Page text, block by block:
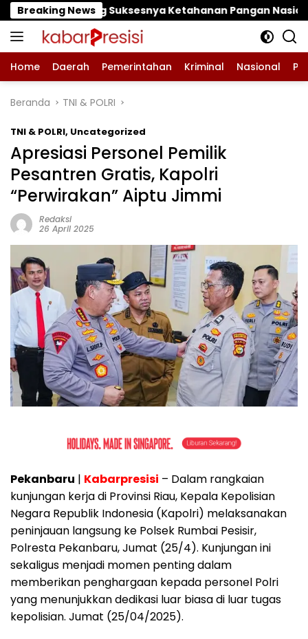
Langsung
ke
konten
Breaking News
Ketahanan Pangan Nasional ‎LPA dan
Home Daerah Pemerintahan Kriminal Nasional
Beranda TNI & POLRI
TNI & POLRI, Uncategorized
Apresiasi Personel Pemilik
Pesantren Gratis, Kapolri
“Perwirakan” Aiptu Jimmi
Redaksi
26 April 2025
Pekanbaru | Kabarpresisi – Dalam rangkaian
kunjungan kerja di Provinsi Riau, Kepala Kepolisian
Negara Republik Indonesia (Kapolri) melaksanakan
peninjauan langsung ke Polsek Rumbai Pesisir,
Polresta Pekanbaru, Jumat (25/4). Kunjungan ini
sekaligus menjadi momen penting dalam
memberikan penghargaan kepada personel Polri
yang menunjukkan dedikasi luar biasa di luar tugas
kepolisian. Jumat (25/04/2025).